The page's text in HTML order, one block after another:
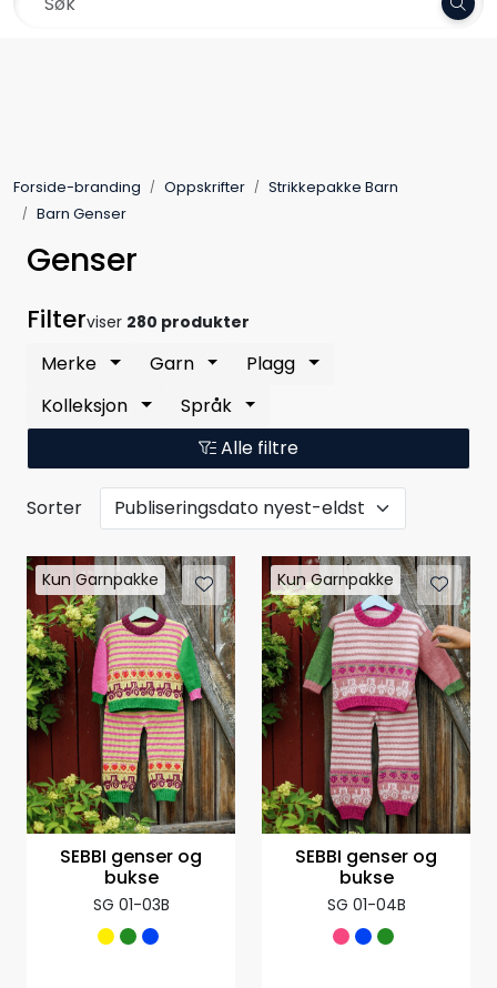
Skip to main content
Forside-branding Oppskrifter
Strikkepakke Barn
Barn Genser
Genser
Filterviser 280 produkter
Merke Garn
Plagg
Kolleksjon
Språk
Alle filtre
Sorter
Kun Garnpakke
SEBBI genser og
bukse
SG 01-03B
Kun Garnpakke
SEBBI genser og
bukse
SG 01-04B
Kolleksjoner
Pinner og tilbehør
Gavekort
Outlet